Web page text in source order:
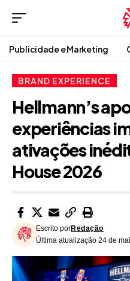
Publicidade e Marketing
BRAND EXPERIENCE
Hellmann’s
experiências
ativações
House 2026
Última atualização 24 de
Escrito porRedação